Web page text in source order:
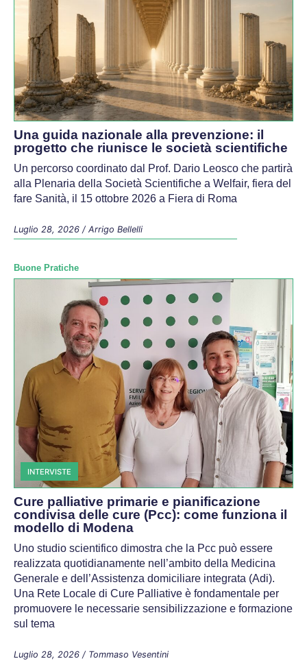
​​​​Una guida nazionale alla prevenzione: il
progetto che riunisce le società scientifiche
Un percorso coordinato dal Prof. Dario Leosco che partirà
alla Plenaria della Società Scientifiche a Welfair, fiera del
fare Sanità, il 15 ottobre 2026 a Fiera di Roma
Luglio 28, 2026 / Arrigo Bellelli
Buone Pratiche
INTERVISTE
Cure palliative primarie e pianificazione
condivisa delle cure (Pcc): come funziona il
modello di Modena
Uno studio scientifico dimostra che la Pcc può essere
realizzata quotidianamente nell’ambito della Medicina
Generale e dell’Assistenza domiciliare integrata (Adi).
Una Rete Locale di Cure Palliative è fondamentale per
promuovere le necessarie sensibilizzazione e formazione
sul tema
Luglio 28, 2026 / Tommaso Vesentini